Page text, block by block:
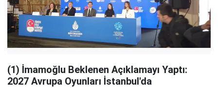
(1) İmamoğlu Beklenen Açıklamayı Yaptı:
2027 Avrupa Oyunları İstanbul'da